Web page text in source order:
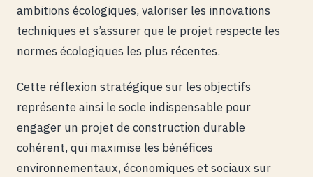
ambitions écologiques, valoriser les innovations
techniques et s’assurer que le projet respecte les
normes écologiques les plus récentes.
Cette réflexion stratégique sur les objectifs
représente ainsi le socle indispensable pour
engager un projet de construction durable
cohérent, qui maximise les bénéfices
environnementaux, économiques et sociaux sur